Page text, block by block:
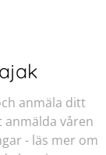
anmäla ditt
anmälda våren
- läs mer om